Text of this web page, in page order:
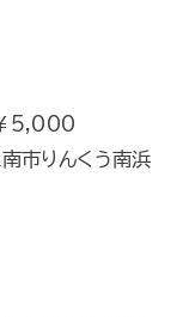
5,000
りんくう南浜